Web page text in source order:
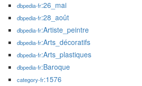
dbpedia-fr:26_mai
dbpedia-fr:28_août
dbpedia-fr:Artiste_peintre
dbpedia-fr:Arts_décoratifs
dbpedia-fr:Arts_plastiques
dbpedia-fr:Baroque
category-fr:1576